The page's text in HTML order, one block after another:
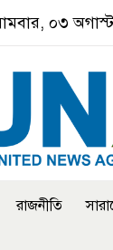
০৩
রাজনীতি